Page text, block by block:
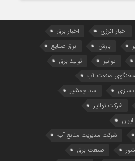
اخبار انرژی
اخبار برق
بارش
برق صنایع
توانیر
تولید برق
صنعت آب
سد چمشیر
شرکت توانیر
شرکت مدیریت منابع آب
صنعت برق